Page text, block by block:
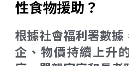
性食物援助？
根據社會福利署數據
企、物價持續上升